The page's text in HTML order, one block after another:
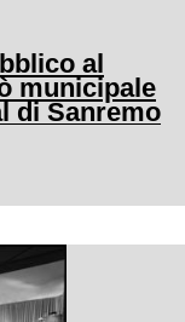
al
municipale
di Sanremo